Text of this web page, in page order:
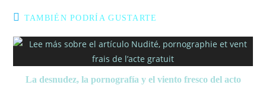
TAMBIÉN PODRÍA GUSTARTE
La desnudez, la pornografía y el viento fresco del acto